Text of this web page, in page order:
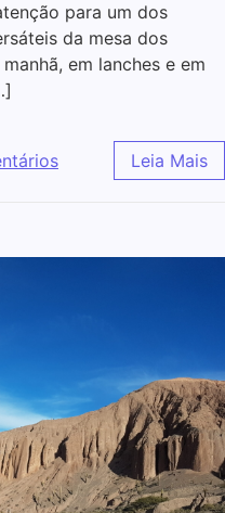
para um dos
da mesa dos
em lanches e em
Leia Mais